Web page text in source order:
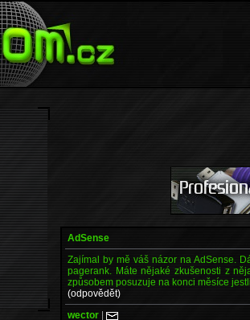
AdSense
Zajímal by mě váš názor na AdSense.
pagerank. Máte nějaké zkušenosti z
způsobem posuzuje na konci měsíce
(odpovědět)
wector |